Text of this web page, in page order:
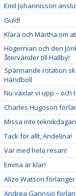
Emil Johannisson
Guld!
Klara och Märtha om
Högernian och den
återvänder till Hallby!
Spännande rotation
Handboll
Nu växlar vi upp – och
Charles Hugoson
Missa inte
Tack för allt, Andelina!
Var med hela resan!
Emma är klar!
Alize Watson
Andrea Gannsjö